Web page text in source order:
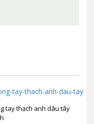
tay thạch anh dâu tây